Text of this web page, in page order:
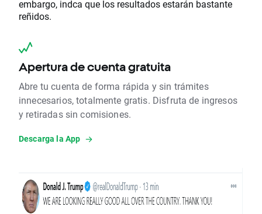
embargo, indca que los resultados estarán bastante
reñidos.
Apertura de cuenta gratuita
Abre tu cuenta de forma rápida y sin trámites
innecesarios, totalmente gratis. Disfruta de ingresos
y retiradas sin comisiones.
Descarga la App